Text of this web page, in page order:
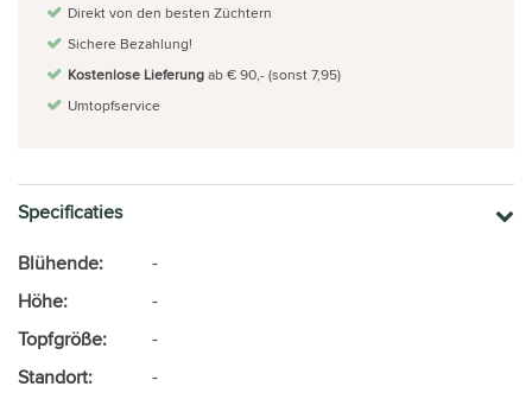
Direkt von den besten Züchtern
Sichere Bezahlung!
Kostenlose Lieferungab € 90,- (sonst 7,95)
Umtopfservice
Specificaties
Blühende:
-
Höhe:
-
Topfgröße:
-
Standort:
-